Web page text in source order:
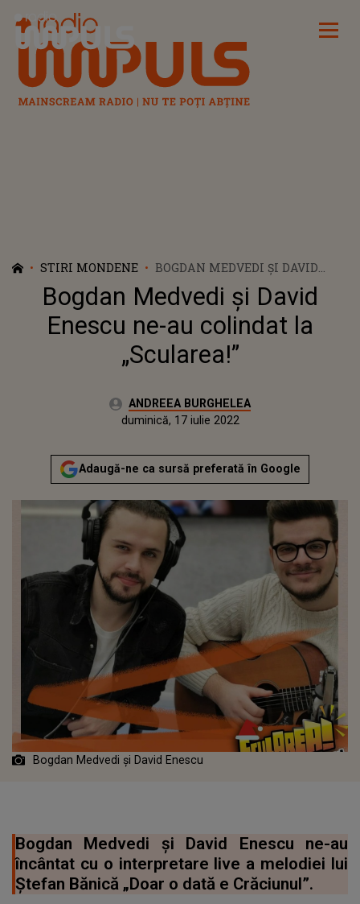
Radio Impuls
STIRI MONDENE
BOGDAN MEDVEDI ȘI DAVID
ENESCU NE-AU COLINDAT LA
„SCULAREA!”
Bogdan Medvedi și David
Enescu ne-au colindat la
„Scularea!”
Autor:ANDREEA BURGHELEA
marți, 15 decembrie 2020Actualizat:
duminică, 17 iulie 2022
Adaugă-ne ca sursă preferată în Google
Bogdan Medvedi și David Enescu
Bogdan Medvedi și David Enescu ne-au
încântat cu o interpretare live a melodiei lui
Ștefan Bănică „Doar o dată e Crăciunul”.